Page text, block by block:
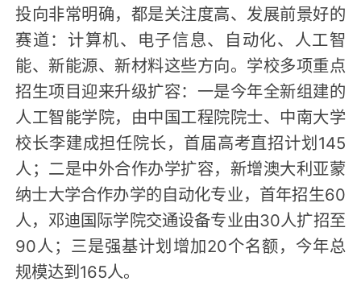
投向非常明确，都是关注度高、发展前景好的
赛道：计算机、电子信息、自动化、人工智
能、新能源、新材料这些方向。学校多项重点
招生项目迎来升级扩容：一是今年全新组建的
人工智能学院，由中国工程院院士、中南大学
校长李建成担任院长，首届高考直招计划145
人；二是中外合作办学扩容，新增澳大利亚蒙
纳士大学合作办学的自动化专业，首年招生60
人，邓迪国际学院交通设备专业由30人扩招至
90人；三是强基计划增加20个名额，今年总
规模达到165人。